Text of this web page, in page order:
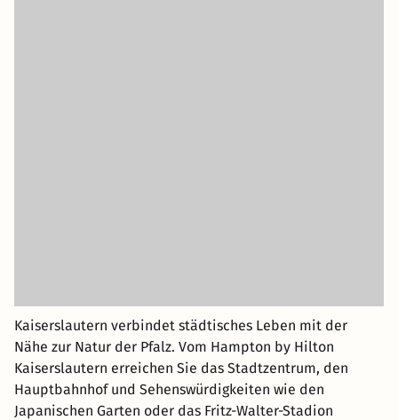
Kaiserslautern verbindet städtisches Leben mit der
Nähe zur Natur der Pfalz. Vom Hampton by Hilton
Kaiserslautern erreichen Sie das Stadtzentrum, den
Hauptbahnhof und Sehenswürdigkeiten wie den
Japanischen Garten oder das Fritz-Walter-Stadion